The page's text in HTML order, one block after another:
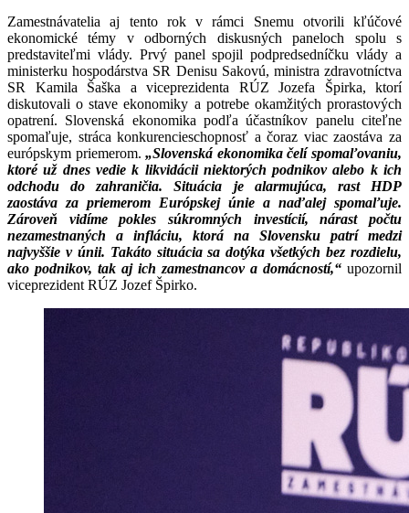
Zamestnávatelia aj tento rok v rámci Snemu otvorili kľúčové
ekonomické témy v odborných diskusných paneloch spolu s
predstaviteľmi vlády. Prvý panel spojil podpredsedníčku vlády a
ministerku hospodárstva SR Denisu Sakovú, ministra zdravotníctva
SR Kamila Šaška a viceprezidenta RÚZ Jozefa Špirka, ktorí
diskutovali o stave ekonomiky a potrebe okamžitých prorastových
opatrení. Slovenská ekonomika podľa účastníkov panelu citeľne
spomaľuje, stráca konkurencieschopnosť a čoraz viac zaostáva za
európskym priemerom.„Slovenská ekonomika čelí spomaľovaniu,
ktoré už dnes vedie k likvidácii niektorých podnikov alebo k ich
odchodu do zahraničia. Situácia je alarmujúca, rast HDP
zaostáva za priemerom Európskej únie a naďalej spomaľuje.
Zároveň vidíme pokles súkromných investícií, nárast počtu
nezamestnaných a infláciu, ktorá na Slovensku patrí medzi
najvyššie v únii. Takáto situácia sa dotýka všetkých bez rozdielu,
ako podnikov, tak aj ich zamestnancov a domácností,“ upozornil
viceprezident RÚZ Jozef Špirko.